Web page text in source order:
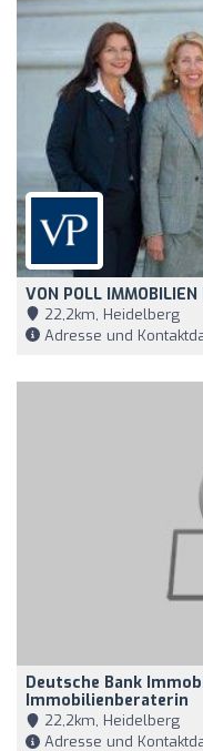
VON POLL
22,2km, Heidelberg
Adresse und
Deutsche Bank
Immobilienberaterin
22,2km, Heidelberg
Adresse und